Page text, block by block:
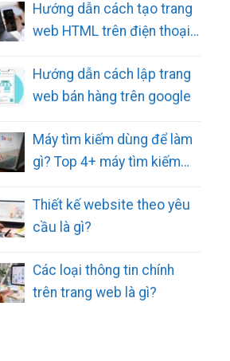
Hướng dẫn cách tạo trang
web HTML trên điện thoại
Hướng dẫn cách lập trang
web bán hàng trên google
Máy tìm kiếm dùng để làm
gì? Top 4+ máy tìm kiếm
Thiết kế website theo yêu
cầu là gì?
Các loại thông tin chính
trên trang web là gì?